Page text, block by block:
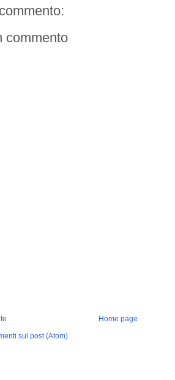
commento
Home page
sul post (Atom)